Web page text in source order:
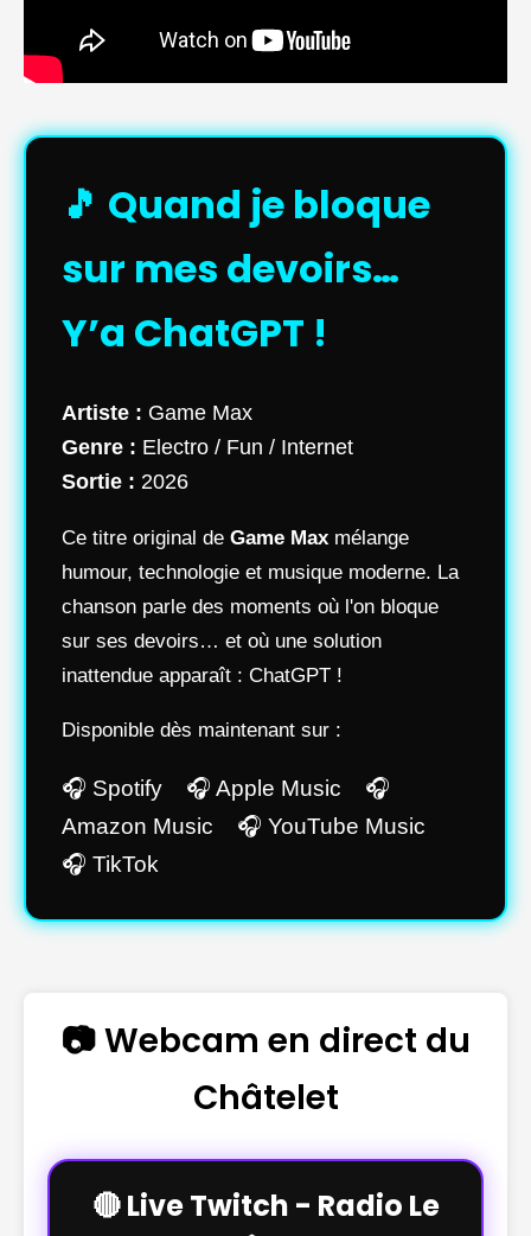
🎵 Quand je bloque
sur mes devoirs…
Y’a ChatGPT !
Artiste : Game Max
Genre : Electro / Fun / Internet
Sortie : 2026
Ce titre original de Game Max mélange
humour, technologie et musique moderne. La
chanson parle des moments où l'on bloque
sur ses devoirs… et où une solution
inattendue apparaît : ChatGPT !
Disponible dès maintenant sur :
🎧 Spotify 🎧 Apple Music 🎧
Amazon Music 🎧 YouTube Music
🎧 TikTok
📷 Webcam en direct du
Châtelet
🔴 Live Twitch - Radio Le